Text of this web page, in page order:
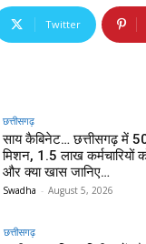
Twitter
छत्तीसगढ़
साय कैबिनेट… छत्तीसगढ़ में
मिशन, 1.5 लाख कर्मचारियों
और क्या खास जानिए…
Swadha - August 5, 2026
छत्तीसगढ़